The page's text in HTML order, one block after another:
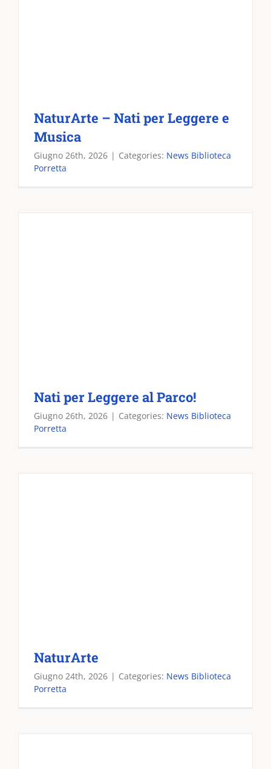
NaturArte – Nati per Leggere e
Musica
Giugno 26th, 2026 | Categories: News Biblioteca
Porretta
Nati per Leggere al Parco!
Giugno 26th, 2026 | Categories: News Biblioteca
Porretta
NaturArte
Giugno 24th, 2026 | Categories: News Biblioteca
Porretta